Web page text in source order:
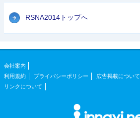
RSNA2014トップへ
会社案内
利用規約
プライバシーポリシー
広告掲載について
リンクについて